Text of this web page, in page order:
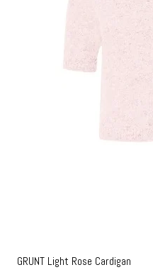
GRUNT Light Rose Cardigan